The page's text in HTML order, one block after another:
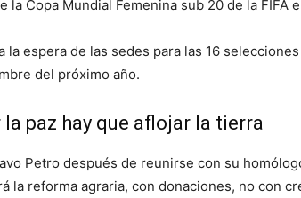
la Copa Mundial Femenina sub 20 de la FIFA
la espera de las sedes para las 16
del próximo año.
la paz hay que aflojar la tierra
Petro después de reunirse con su
la reforma agraria, con donaciones, no con